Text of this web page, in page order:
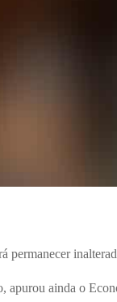
permanecer
apurou ainda o